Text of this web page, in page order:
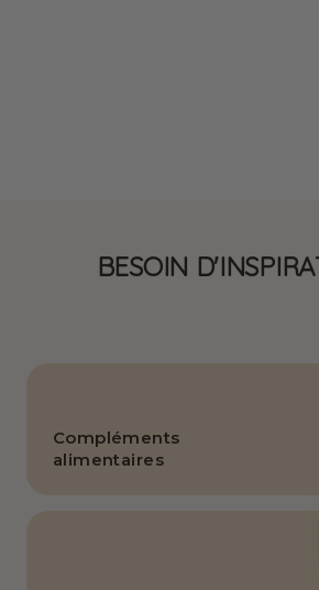
BESOIN
Compléments
alimentaires